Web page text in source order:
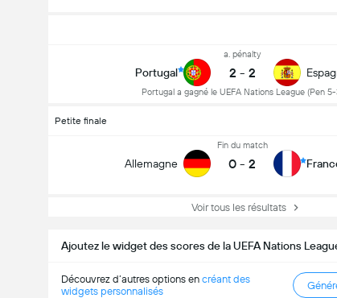
Portugal
a. pénalty
2 - 2
Portugal a gagné le UEFA Nations League (Pen 5-
Petite finale
Allemagne
Fin du match
0 - 2
Voir tous les résultats
Ajoutez le widget des scores de la UEFA Nations
Découvrez d’autres options en créant des
widgets personnalisés
Nombre total de but (2.5)